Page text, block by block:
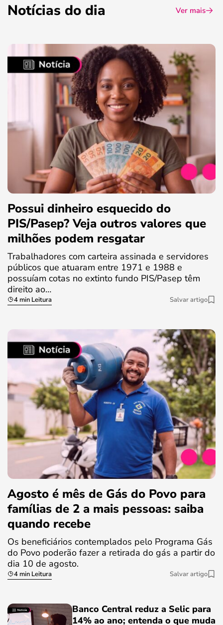
Notícias do dia Ver mais
Possui dinheiro esquecido do
PIS/Pasep? Veja outros valores que
milhões podem resgatar
Trabalhadores com carteira assinada e servidores
públicos que atuaram entre 1971 e 1988 e
possuíam cotas no extinto fundo PIS/Pasep têm
direito ao…
4 min Leitura Salvar artigo
Agosto é mês de Gás do Povo para
famílias de 2 a mais pessoas: saiba
quando recebe
Os beneficiários contemplados pelo Programa Gás
do Povo poderão fazer a retirada do gás a partir do
dia 10 de agosto.
4 min Leitura Salvar artigo
Banco Central reduz a Selic para
14% ao ano; entenda o que muda